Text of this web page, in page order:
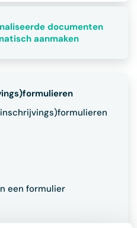
documenten
aanmaken
een formulier